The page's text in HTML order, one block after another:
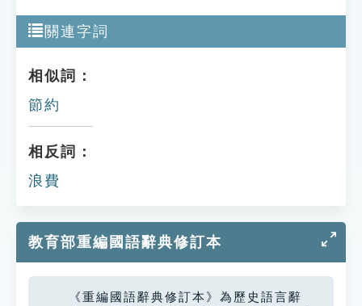
關連字詞
相似詞：
節約
相反詞：
浪費
教育部重編國語辭典修訂本
《重編國語辭典修訂本》為歷史語言辭